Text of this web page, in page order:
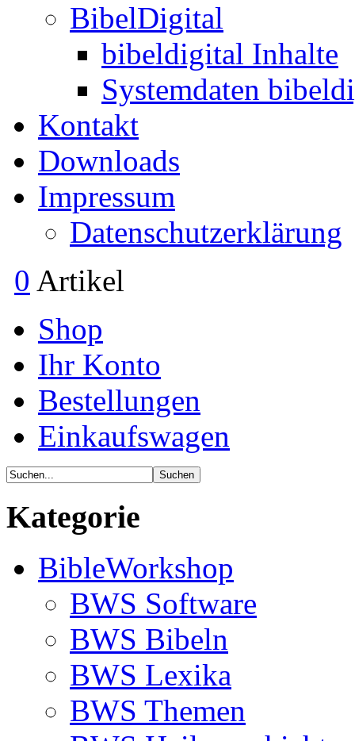
BibelDigital
bibeldigital Inhalte
Systemdaten
Kontakt
Downloads
Impressum
Datenschutzerklärung
0 Artikel
Shop
Ihr Konto
Bestellungen
Einkaufswagen
Kategorie
BibleWorkshop
BWS Software
BWS Bibeln
BWS Lexika
BWS Themen